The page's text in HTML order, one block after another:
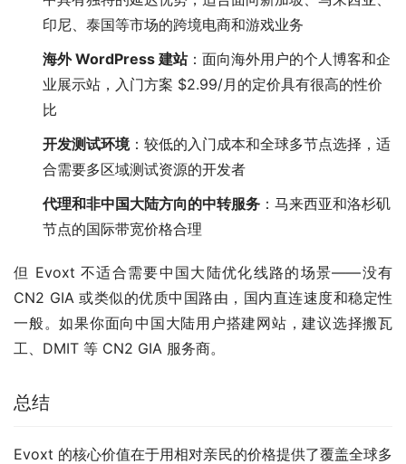
印尼、泰国等市场的跨境电商和游戏业务
海外 WordPress 建站：面向海外用户的个人博客和企
业展示站，入门方案 $2.99/月的定价具有很高的性价
比
开发测试环境：较低的入门成本和全球多节点选择，适
合需要多区域测试资源的开发者
代理和非中国大陆方向的中转服务 ：马来西亚和洛杉矶
节点的国际带宽价格合理
但 Evoxt 不适合需要中国大陆优化线路的场景——没有
CN2 GIA 或类似的优质中国路由，国内直连速度和稳定性
一般。如果你面向中国大陆用户搭建网站，建议选择搬瓦
工、DMIT 等 CN2 GIA 服务商。
总结
Evoxt 的核心价值在于用相对亲民的价格提供了覆盖全球多